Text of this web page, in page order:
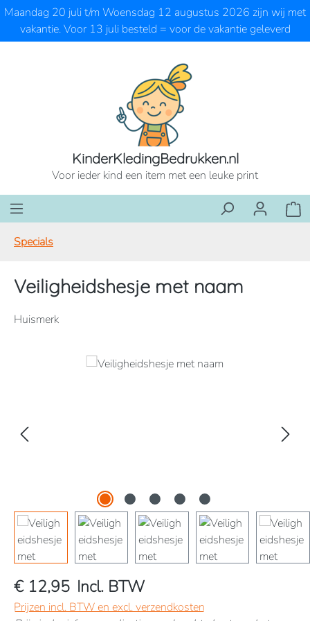
Ga naar de hoofdinhoud
Maandag 20 juli t/m Woensdag 12 augustus 2026 zijn wij met
vakantie. Voor 13 juli besteld = voor de vakantie geleverd
KinderKledingBedrukken.nl
Voor ieder kind een item met een leuke print
Specials
Veiligheidshesje met naam
Huismerk
Afbeeldingengalerij overslaan
€ 12,95 Incl. BTW
Prijzen incl. BTW en excl. verzendkosten